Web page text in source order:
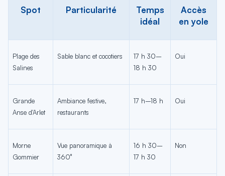
Spot Particularité
Temps
idéal
Accès
en yole
Plage des
Salines
Sable blanc et cocotiers
17 h 30–
18 h 30
Oui
Grande
Anse d'Arlet
Ambiance festive,
restaurants
17 h–18 h Oui
Morne
Gommier
Vue panoramique à
360°
16 h 30–
17 h 30
Non